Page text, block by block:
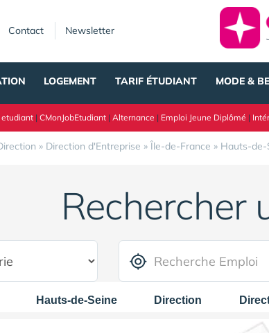
Contact Newsletter
LOGEMENT TARIF ÉTUDIANT MODE &
etudiant | CMonJobEtudiant | Alternance | Emploi Jeune Diplômé |
» Direction d'Entreprise » Île-de-France » Hauts-de-
Rechercher
Hauts-de-Seine Direction